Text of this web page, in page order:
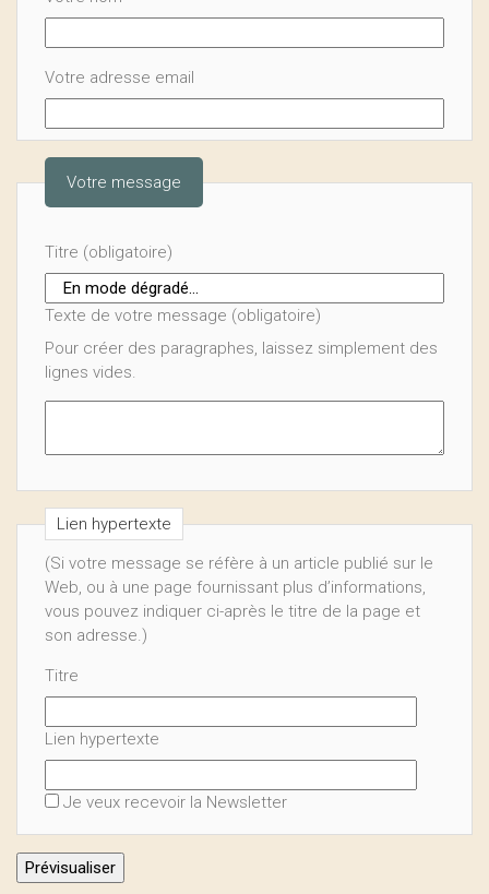
Votre adresse email
Votre message
Titre (obligatoire)
Texte de votre message (obligatoire)
Pour créer des paragraphes, laissez simplement des
lignes vides.
Lien hypertexte
(Si votre message se réfère à un article publié sur le
Web, ou à une page fournissant plus d’informations,
vous pouvez indiquer ci-après le titre de la page et
son adresse.)
Titre
Lien hypertexte
Je veux recevoir la Newsletter